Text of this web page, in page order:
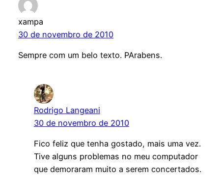
xampa
30 de novembro de 2010
Sempre com um belo texto. PArabens.
Rodrigo Langeani
30 de novembro de 2010
Fico feliz que tenha gostado, mais uma vez.
Tive alguns problemas no meu computador
que demoraram muito a serem concertados.